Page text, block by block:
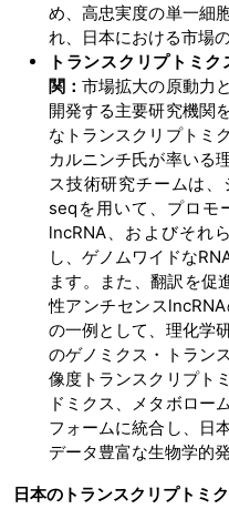
め、高忠実度の単一細
れ、日本における市場
トランスクリプトミ
関：市場拡大の原動力
開発する主要研究機関
なトランスクリプトミ
カルニンチ氏が率いる
ス技術研究チームは
seqを用いて、プロモ
lncRNA、およびそれ
し、ゲノムワイドな
ます。また、翻訳を促
性アンチセンス
の一例として、理化学
のゲノミクス・トラン
像度トランスクリプト
ドミクス、メタボロー
フォームに統合し、日
データ豊富な生物学的
日本のトランスクリプトミ